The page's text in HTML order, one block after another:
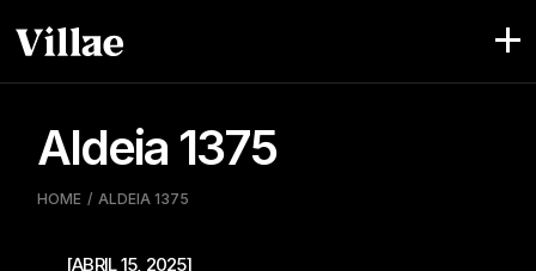
to
the
Aldeia 1375
HOME ALDEIA 1375
[ABRIL 15, 2025]